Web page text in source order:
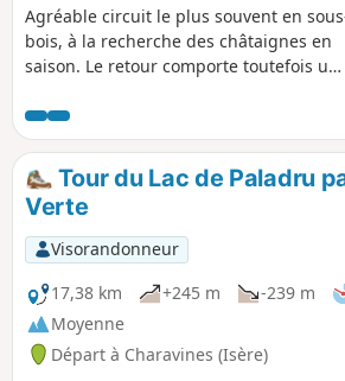
Agréable circuit le plus souvent en
bois, à la recherche des châtaignes en
saison. Le retour comporte toutefois une
goudronnée.
Tour du Lac de Paladru
Verte
Visorandonneur
17,38 km
+245 m -239 m
Moyenne
Départ à Charavines (Isère)